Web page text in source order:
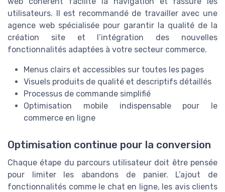
utilisateurs. Il est recommandé de travailler avec une
agence web spécialisée pour garantir la qualité de la
création site et l’intégration des nouvelles
fonctionnalités adaptées à votre secteur commerce.
Menus clairs et accessibles sur toutes les pages
Visuels produits de qualité et descriptifs détaillés
Processus de commande simplifié
Optimisation mobile indispensable pour le
commerce en ligne
Optimisation continue pour la conversion
Chaque étape du parcours utilisateur doit être pensée
pour limiter les abandons de panier. L’ajout de
fonctionnalités comme le chat en ligne, les avis clients